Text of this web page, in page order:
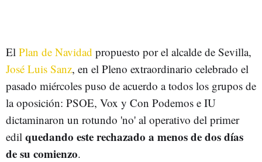
El Plan de Navidad propuesto por el alcalde de Sevilla,
José Luis Sanz, en el Pleno extraordinario celebrado el
pasado miércoles puso de acuerdo a todos los grupos de
la oposición: PSOE, Vox y Con Podemos e IU
dictaminaron un rotundo 'no' al operativo del primer
edil quedando este rechazado a menos de dos días
de su comienzo.